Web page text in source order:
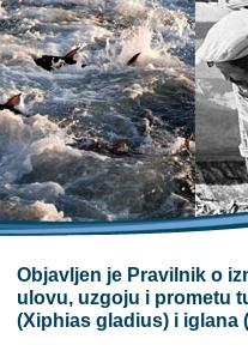
Objavljen je Pravilnik o
ulovu, uzgoju i prometu
(Xiphias gladius) i iglana